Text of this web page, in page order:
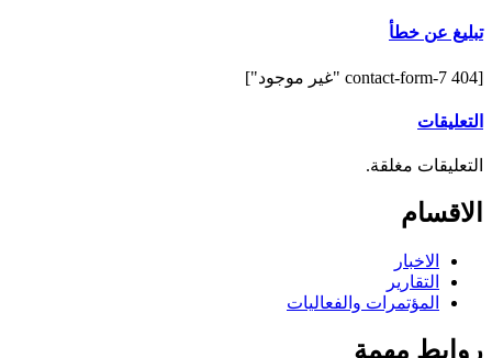
تبليغ عن خطأ
[contact-form-7 404 "غير موجود"]
التعليقات
التعليقات مغلقة.
الاقسام
الاخبار
التقارير
المؤتمرات والفعاليات
روابط مهمة